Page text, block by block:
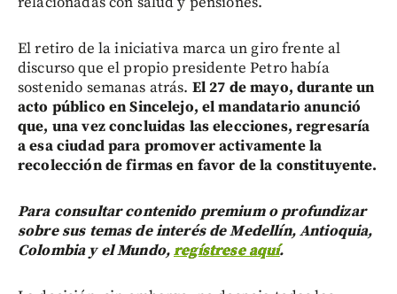
El retiro de la iniciativa marca un giro frente al
discurso que el propio presidente Petro había
sostenido semanas atrás. El 27 de mayo, durante un
acto público en Sincelejo, el mandatario anunció
que, una vez concluidas las elecciones, regresaría
a esa ciudad para promover activamente la
recolección de firmas en favor de la constituyente.
Para consultar contenido premium o profundizar
sobre sus temas de interés de Medellín, Antioquia,
Colombia y el Mundo,regístrese aquí.